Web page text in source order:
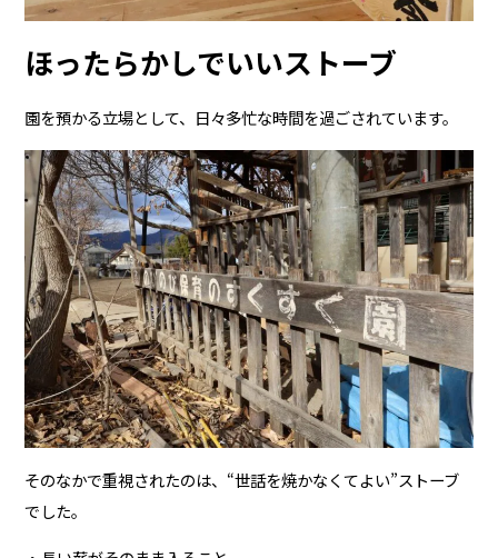
ほったらかしでいいストーブ
園を預かる立場として、日々多忙な時間を過ごされています。
そのなかで重視されたのは、“世話を焼かなくてよい”ストーブ
でした。